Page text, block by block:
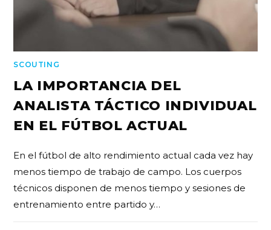
SCOUTING
LA IMPORTANCIA DEL
ANALISTA TÁCTICO INDIVIDUAL
EN EL FÚTBOL ACTUAL
En el fútbol de alto rendimiento actual cada vez hay
menos tiempo de trabajo de campo. Los cuerpos
técnicos disponen de menos tiempo y sesiones de
entrenamiento entre partido y…